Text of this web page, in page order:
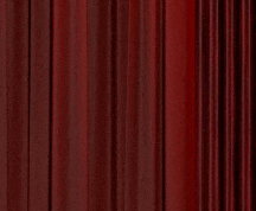
Educatieve
voor
in België